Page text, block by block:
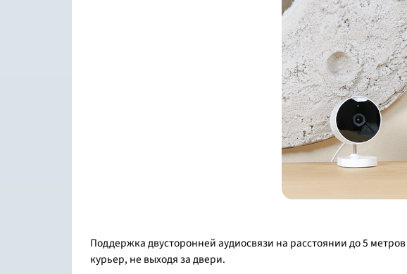
Поддержка двусторонней аудиосвязи на расстоянии до 5
курьер, не выходя за двери.